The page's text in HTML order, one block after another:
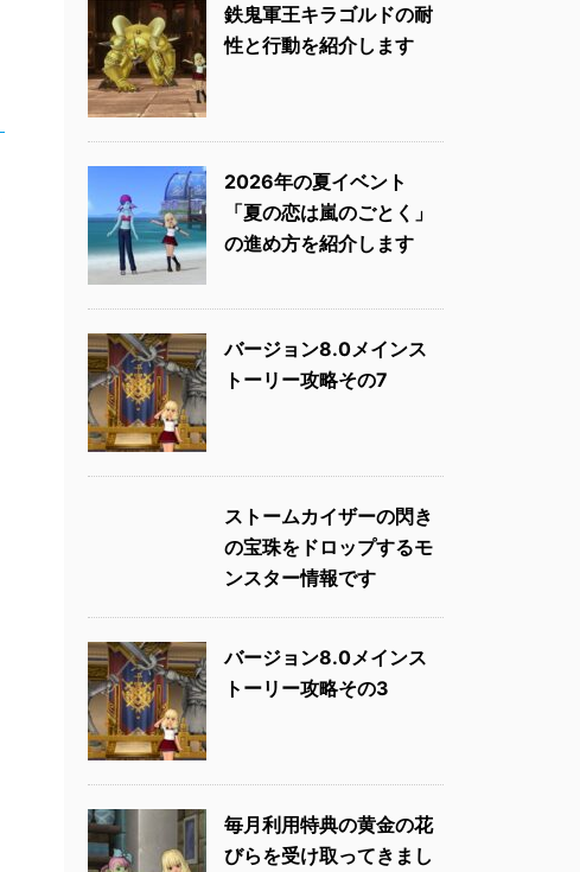
鉄鬼軍王キラゴルドの耐
性と行動を紹介します
2026年の夏イベント
「夏の恋は嵐のごとく」
の進め方を紹介します
バージョン8.0メインス
トーリー攻略その7
ストームカイザーの閃き
の宝珠をドロップするモ
ンスター情報です
バージョン8.0メインス
トーリー攻略その3
毎月利用特典の黄金の花
びらを受け取ってきまし